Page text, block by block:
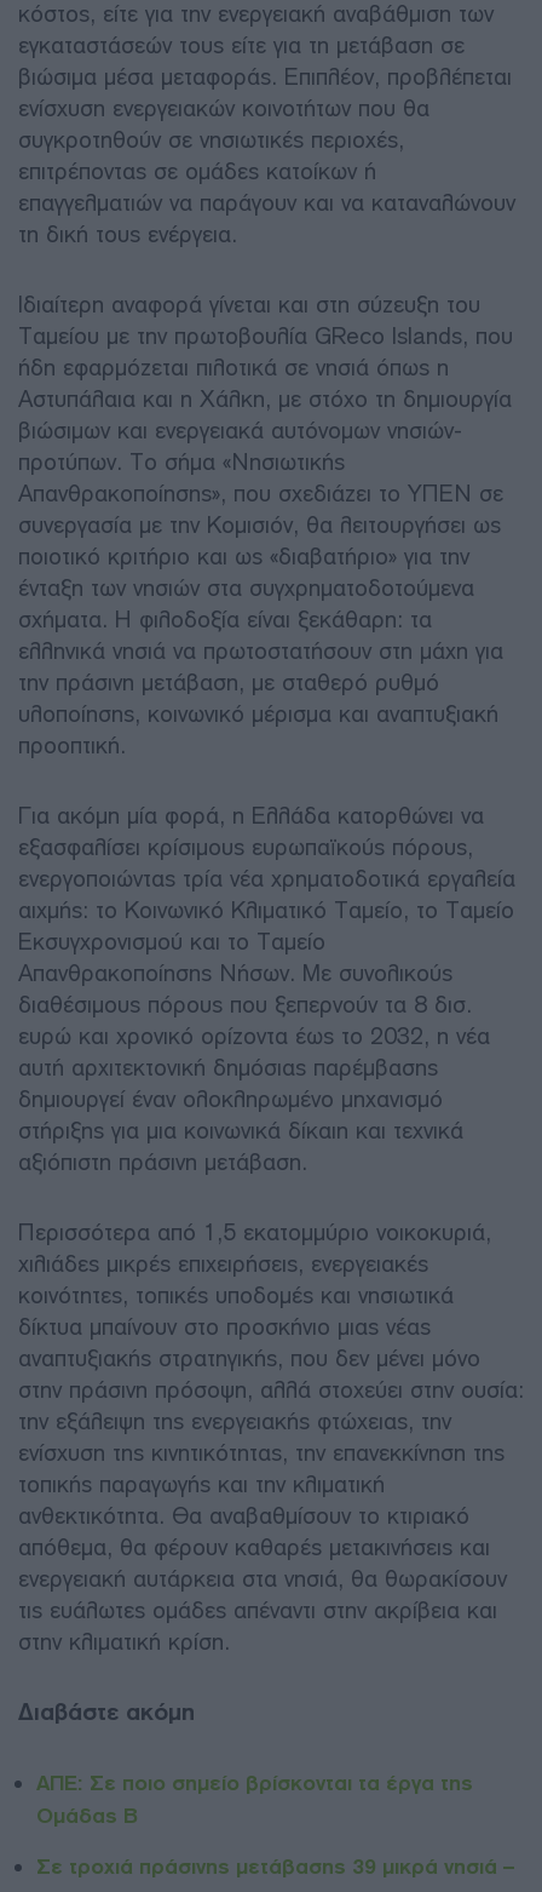
κόστος, είτε για την ενεργειακή αναβάθμιση των
εγκαταστάσεών τους είτε για τη μετάβαση σε
βιώσιμα μέσα μεταφοράς. Επιπλέον, προβλέπεται
ενίσχυση ενεργειακών κοινοτήτων που θα
συγκροτηθούν σε νησιωτικές περιοχές,
επιτρέποντας σε ομάδες κατοίκων ή
επαγγελματιών να παράγουν και να καταναλώνουν
τη δική τους ενέργεια.
Ιδιαίτερη αναφορά γίνεται και στη σύζευξη του
Ταμείου με την πρωτοβουλία GReco Islands, που
ήδη εφαρμόζεται πιλοτικά σε νησιά όπως η
Αστυπάλαια και η Χάλκη, με στόχο τη δημιουργία
βιώσιμων και ενεργειακά αυτόνομων νησιών-
προτύπων. Το σήμα «Νησιωτικής
Απανθρακοποίησης», που σχεδιάζει το ΥΠΕΝ σε
συνεργασία με την Κομισιόν, θα λειτουργήσει ως
ποιοτικό κριτήριο και ως «διαβατήριο» για την
ένταξη των νησιών στα συγχρηματοδοτούμενα
σχήματα. Η φιλοδοξία είναι ξεκάθαρη: τα
ελληνικά νησιά να πρωτοστατήσουν στη μάχη για
την πράσινη μετάβαση, με σταθερό ρυθμό
υλοποίησης, κοινωνικό μέρισμα και αναπτυξιακή
προοπτική.
Για ακόμη μία φορά, η Ελλάδα κατορθώνει να
εξασφαλίσει κρίσιμους ευρωπαϊκούς πόρους,
ενεργοποιώντας τρία νέα χρηματοδοτικά εργαλεία
αιχμής: το Κοινωνικό Κλιματικό Ταμείο, το Ταμείο
Εκσυγχρονισμού και το Ταμείο
Απανθρακοποίησης Νήσων. Με συνολικούς
διαθέσιμους πόρους που ξεπερνούν τα 8 δισ.
ευρώ και χρονικό ορίζοντα έως το 2032, η νέα
αυτή αρχιτεκτονική δημόσιας παρέμβασης
δημιουργεί έναν ολοκληρωμένο μηχανισμό
στήριξης για μια κοινωνικά δίκαιη και τεχνικά
αξιόπιστη πράσινη μετάβαση.
Περισσότερα από 1,5 εκατομμύριο νοικοκυριά,
χιλιάδες μικρές επιχειρήσεις, ενεργειακές
κοινότητες, τοπικές υποδομές και νησιωτικά
δίκτυα μπαίνουν στο προσκήνιο μιας νέας
αναπτυξιακής στρατηγικής, που δεν μένει μόνο
στην πράσινη πρόσοψη, αλλά στοχεύει στην ουσία:
την εξάλειψη της ενεργειακής φτώχειας, την
ενίσχυση της κινητικότητας, την επανεκκίνηση της
τοπικής παραγωγής και την κλιματική
ανθεκτικότητα. Θα αναβαθμίσουν το κτιριακό
απόθεμα, θα φέρουν καθαρές μετακινήσεις και
ενεργειακή αυτάρκεια στα νησιά, θα θωρακίσουν
τις ευάλωτες ομάδες απέναντι στην ακρίβεια και
στην κλιματική κρίση.
Διαβάστε ακόμη
ΑΠΕ: Σε ποιο σημείο βρίσκονται τα έργα της
Ομάδας Β
Σε τροχιά πράσινης μετάβασης 39 μικρά νησιά –